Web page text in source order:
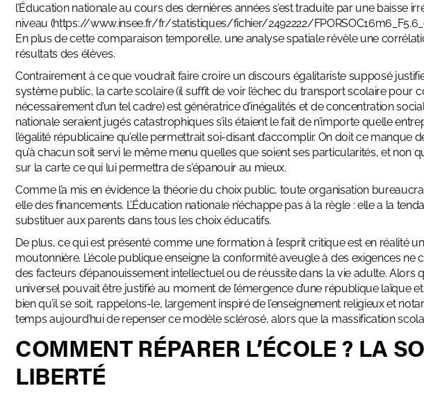
l’Éducation nationale au cours des dernières années s’est traduite par une baisse
niveau (https://www.insee.fr/fr/statistiques/fichier/2492222/
En plus de cette comparaison temporelle, une analyse spatiale révèle une
résultats des élèves.
Contrairement à ce que voudrait faire croire un discours égalitariste supposé
système public, la carte scolaire(il suffit de voir l’échec du transport scolaire pour
nécessairement d’un tel cadre) est génératrice d’inégalités et de concentration
nationale seraient jugés catastrophiques s’ils étaient le fait de n’importe quelle
l’égalité républicainequ’elle permettrait soi-disant d’accomplir. On doit ce manque
qu’à chacun soit servi le même menu quelles que soient ses particularités, et non
sur la carte ce qui lui permettra de s’épanouir au mieux.
Comme l’a mis en évidence la théorie du choix public, toute organisation
elle des financements. L’Éducation nationale n’échappe pas à la règle : elle a la
substituer aux parents dans tous les choix éducatifs.
De plus, ce qui est présenté comme une formation à l’esprit critique est en réalité
moutonnière. L’école publique enseigne la conformité aveugle à des exigences
des facteurs d’épanouissement intellectuel ou de réussite dans la vie adulte. Alors
universel pouvait être justifié au moment de l’émergence d’une république laïque
bien qu’il se soit, rappelons-le, largement inspiré de l’enseignement religieux et
temps aujourd’hui de repenser ce modèle sclérosé, alors que la massification
COMMENT RÉPARER L’ÉCOLE ? LA
LIBERTÉ